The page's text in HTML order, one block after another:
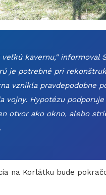
kavernu," informoval
je potrebné pri
vznikla pravdepodobne
vojny. Hypotézu
otvor ako okno, alebo
na Korlátku bude